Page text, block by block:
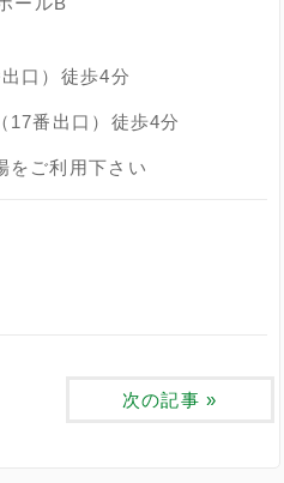
口）徒歩4分
17番出口）徒歩4分
をご利用下さい
次の記事 »